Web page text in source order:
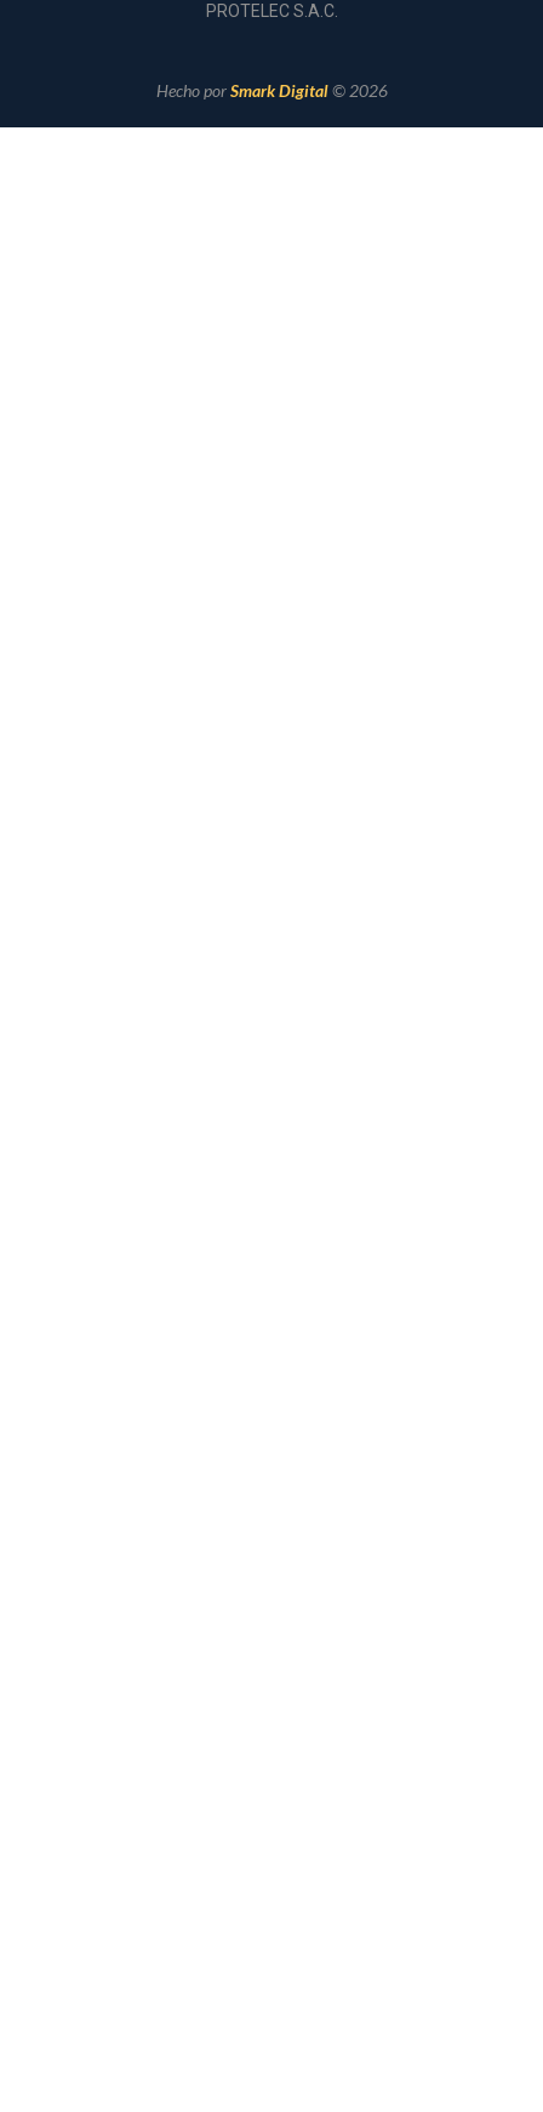
PROTELEC S.A.C.
Hecho porSmark Digital© 2026